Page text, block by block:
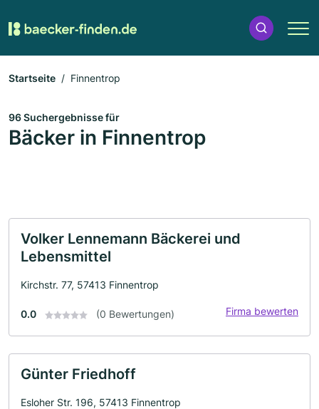
Startseite Finnentrop
96 Suchergebnisse für
Bäcker in Finnentrop
Volker Lennemann Bäckerei und
Lebensmittel
Kirchstr. 77, 57413 Finnentrop
0.0 (0 Bewertungen) Firma bewerten
Günter Friedhoff
Esloher Str. 196, 57413 Finnentrop